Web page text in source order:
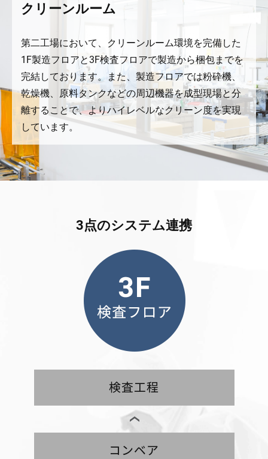
クリーンルーム
第二工場において、クリーンルーム環境を完備した
1F製造フロアと3F検査フロアで製造から梱包までを
完結しております。また、製造フロアでは粉砕機、
乾燥機、原料タンクなどの周辺機器を成型現場と分
離することで、よりハイレベルなクリーン度を実現
しています。
3点のシステム連携